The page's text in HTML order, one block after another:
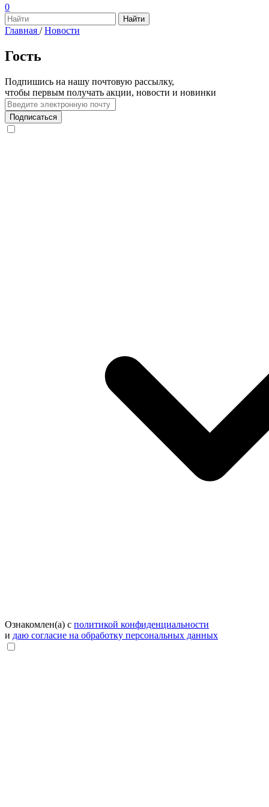
0
Главная / Новости
Гость
Подпишись на нашу почтовую рассылку,
чтобы первым получать акции, новости и новинки
Подписаться
Ознакомлен(а) с политикой конфиденциальности
и даю согласие на обработку персональных данных